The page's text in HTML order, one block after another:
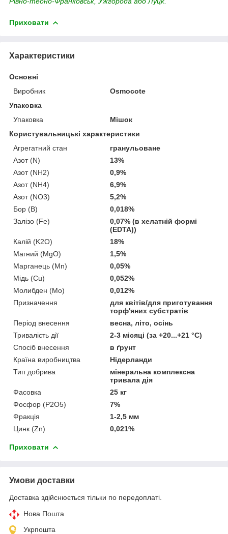
Приховати
Характеристики
Основні
Виробник
Osmocote
Упаковка
Упаковка
Мішок
Користувальницькі характеристики
Агрегатний стан
гранульоване
Азот (N)
13%
Азот (NH2)
0,9%
Азот (NH4)
6,9%
Азот (NO3)
5,2%
Бор (В)
0,018%
Залізо (Fe)
0,07% (в хелатній формі
(EDTA))
Калій (K2O)
18%
Магний (MgO)
1,5%
Марганець (Mn)
0,05%
Мідь (Cu)
0,052%
Молибден (Mo)
0,012%
Призначення
для квітів/для приготування
торф'яних субстратів
Період внесення
весна, літо, осінь
Тривалість дії
2-3 місяці (за +20...+21 °C)
Спосіб внесення
в ґрунт
Країна виробництва
Нідерланди
Тип добрива
мінеральна комплексна
тривала дія
Фасовка
25 кг
Фосфор (P2O5)
7%
Фракція
1-2,5 мм
Цинк (Zn)
0,021%
Приховати
Умови доставки
Доставка здійснюється тільки по передоплаті.
Нова Пошта
Укрпошта